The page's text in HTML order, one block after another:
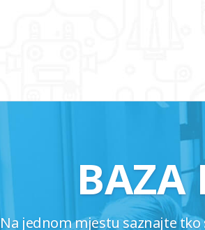
BAZA
Na jednom mjestu saznajte